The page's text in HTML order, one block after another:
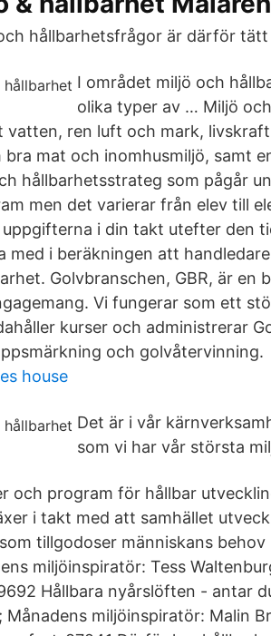
hållbarhetsfrågor är därför
I området miljö och
olika typer av … Miljö
vatten, ren luft och mark,
bra mat och inomhusmiljö, samt
hållbarhetsstrateg som pågår
men det varierar från elev till
i din takt utefter den
med i beräkningen att
Golvbranschen, GBR, är
Vi fungerar som ett
kurser och administrerar
och golvåtervinning.
house
Det är i vår
som vi har vår största
och program för hållbar
i takt med att samhället
tillgodoser människans
miljöinspiratör: Tess
Hållbara nyårslöften - antar
Månadens miljöinspiratör: Malin